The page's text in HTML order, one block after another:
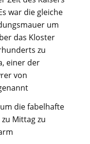
war die gleiche
um
das Kloster
zu
einer der
von
die fabelhafte
Mittag zu